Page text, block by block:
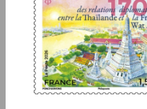
Art et écrit